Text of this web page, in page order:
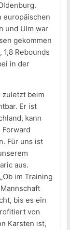
europäischen
und Ulm war
gekommen
Rebounds
in der
zuletzt beim
Er ist
kann
Forward
Für uns ist
aus.
im Training
bis es ein
von
Karsten ist,